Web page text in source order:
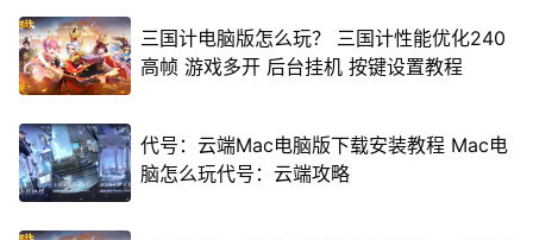
三国计电脑版怎么玩？ 三国计性能优化240
高帧 游戏多开 后台挂机 按键设置教程
代号：云端Mac电脑版下载安装教程 Mac电
脑怎么玩代号：云端攻略